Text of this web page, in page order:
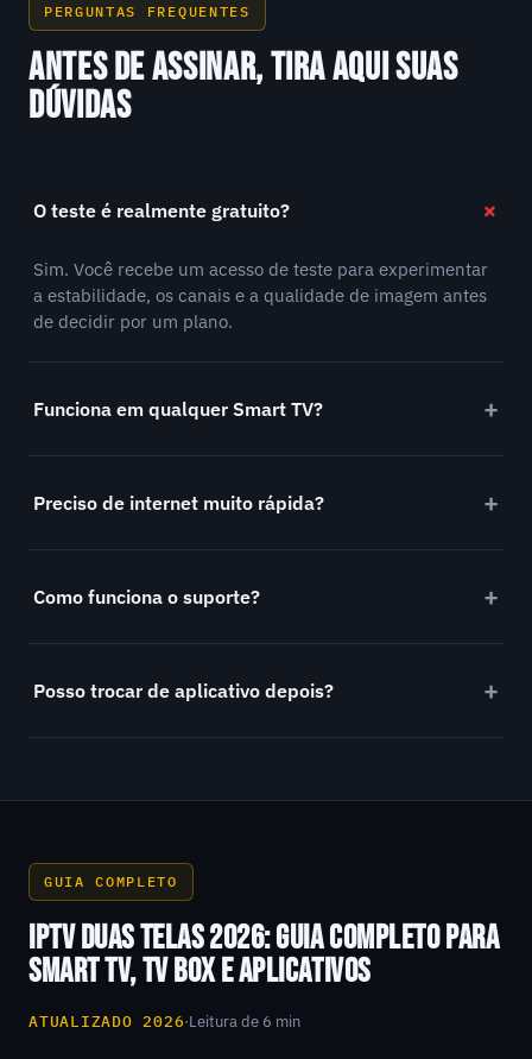
PERGUNTAS FREQUENTES
ANTES DE ASSINAR, TIRA AQUI SUAS
DÚVIDAS
O teste é realmente gratuito?
Sim. Você recebe um acesso de teste para experimentar
a estabilidade, os canais e a qualidade de imagem antes
de decidir por um plano.
Funciona em qualquer Smart TV?
Preciso de internet muito rápida?
Como funciona o suporte?
Posso trocar de aplicativo depois?
GUIA COMPLETO
IPTV DUAS TELAS 2026: GUIA COMPLETO PARA
SMART TV, TV BOX E APLICATIVOS
ATUALIZADO 2026·Leitura de 6 min